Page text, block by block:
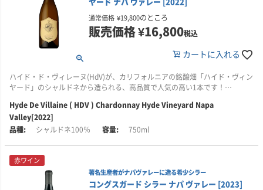
熟成期間をしっかり確保できる冷涼なテロワールのおかげで、収穫時には完
熟した素晴らしい果実が実ります。
■醸造について
手摘みで収穫された香り豊かなブドウは、早朝にワイナリーへ運ばれます。
し、その後フレンチオーク樽へ移して野生酵母による発酵を行いました。
味を追求しています。
熟成はフレンチオーク樽(新樽20％)で6か月間。マロラクティック発酵は
■マボロシ・ワイナリーについて
大阪府交野市出身の私市友宏(きさいち ともひろ)氏と、妻レベッカ氏が手が
■畑について
オベロンのシャルドネは、カリフォルニア/ロス・カーネロスの畑のブドウを
使用しています。
サンフランシスコ湾とサン・パブロ湾の影響を強く受けたロス・カーネロス
もたらす、シャルドネの栽培に理想的な環境です。
からのみブドウを好んで使用しています。
■醸造について
13.7％。
通常価格 ¥19,800のところ
販売価格¥16,800税込
カートに入れる
ハイド・ド・ヴィレーヌ(HdV)が、カリフォルニアの銘醸畑「ハイド・ヴィン
ヤード」のシャルドネから造られる、高品質で人気の高い1本です！
■生産者のコメント
洋ナシやフレッシュなパイナップルの繊細な香りに、ジャスミンや柑橘の果
皮のさわやかなニュアンスが重なります。さらに時間とともに、ベイキング
るエレガントな味わいが中盤を満たします。明るい酸が心地よく溶け込み、
塩味やミネラル感と相まって、洗練された余韻が長く続きます。
Hyde De Villaine ( HDV ) Chardonnay Hyde Vineyard Napa
Valley[2022]
シャルドネ100％
750ml
赤ワイン
著名生産者がナパヴァレーに造る希少シラー
コングスガード シラー ナパ ヴァレー [2023]